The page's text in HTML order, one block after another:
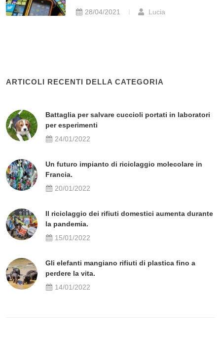
28/04/2021 Lucia
ARTICOLI RECENTI DELLA CATEGORIA
Battaglia per salvare cuccioli portati in laboratori
per esperimenti
24/01/2022
Un futuro impianto di riciclaggio molecolare in
Francia.
20/01/2022
Il riciclaggio dei rifiuti domestici aumenta durante
la pandemia.
15/01/2022
Gli elefanti mangiano rifiuti di plastica fino a
perdere la vita.
14/01/2022